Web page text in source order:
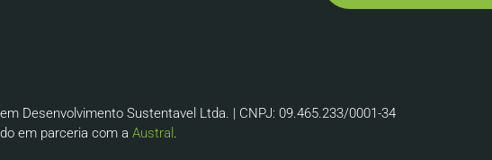
Desenvolvimento Sustentavel Ltda. | CNPJ: 09.465.233/0001-34
em parceria com a Austral .